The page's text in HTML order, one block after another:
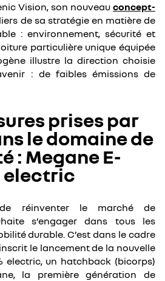
Vision, son nouveau concept-
de sa stratégie en matière de
: environnement, sécurité et
particulière unique équipée
illustre la direction choisie
: de faibles émissions de
prises par
le domaine de
: Megane E-
electric
réinventer le marché de
s’engager dans tous les
durable. C’est dans le cadre
le lancement de la nouvelle
electric, un hatchback (bicorps)
la première génération de